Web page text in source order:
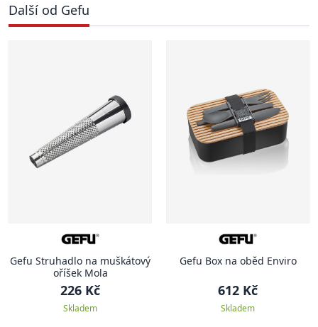
Další od Gefu
Gefu Struhadlo na muškátový
oříšek Mola
226 Kč
Skladem
Gefu Box na oběd Enviro
612 Kč
Skladem